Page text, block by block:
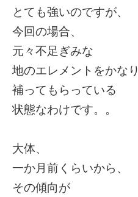
とても強いのですが、
今回の場合、
元々不足ぎみな
地のエレメントをかなり
補ってもらっている
状態なわけです。。
大体、
一か月前くらいから、
その傾向が